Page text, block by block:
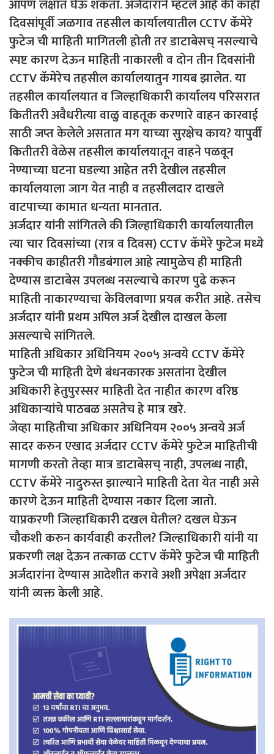
आपण लक्षात घेऊ शकता. अर्जदाराने म्हटले आहे की काही
दिवसांपूर्वी जळगाव तहसील कार्यालयातील CCTV कॅमेरे
फुटेज ची माहिती मागितली होती तर डाटाबेसच् नसल्याचे
स्पष्ट कारण देऊन माहिती नाकारली व दोन तीन दिवसांनी
CCTV कॅमेरेच तहसील कार्यालयातुन गायब झालेत. या
तहसील कार्यालयात व जिल्हाधिकारी कार्यालय परिसरात
कितीतरी अवैधरीत्या वाळु वाहतूक करणारे वाहन कारवाई
साठी जप्त केलेले असतात मग याच्या सुरक्षेच काय? यापुर्वी
कितीतरी वेळेस तहसील कार्यालयातून वाहने पळवून
नेण्याच्या घटना घडल्या आहेत तरी देखील तहसील
कार्यालयाला जाग येत नाही व तहसीलदार दाखले
वाटपाच्या कामात धन्यता मानतात.
अर्जदार यांनी सांगितले की जिल्हाधिकारी कार्यालयातील
त्या चार दिवसांच्या (रात्र व दिवस) CCTV कॅमेरे फुटेज मध्ये
नक्कीच काहीतरी गौडबंगाल आहे त्यामुळेच ही माहिती
देण्यास डाटाबेस उपलब्ध नसल्याचे कारण पुढे करून
माहिती नाकारण्याचा केविलवाणा प्रयत्न करीत आहे. तसेच
अर्जदार यांनी प्रथम अपिल अर्ज देखील दाखल केला
असल्याचे सांगितले.
माहिती अधिकार अधिनियम २००५ अन्वये CCTV कॅमेरे
फुटेज ची माहिती देणे बंधनकारक असतांना देखील
अधिकारी हेतुपुरस्सर माहिती देत नाहीत कारण वरिष्ठ
अधिकाऱ्यांचे पाठबळ असतेच हे मात्र खरे.
जेव्हा माहितीचा अधिकार अधिनियम २००५ अन्वये अर्ज
सादर करुन एखाद अर्जदार CCTV कॅमेरे फुटेज माहितीची
मागणी करतो तेव्हा मात्र डाटाबेसच् नाही, उपलब्ध नाही,
CCTV कॅमेरे नादुरुस्त झाल्याने माहिती देता येत नाही असे
कारणे देऊन माहिती देण्यास नकार दिला जातो.
याप्रकरणी जिल्हाधिकारी दखल घेतील? दखल घेऊन
चौकशी करुन कार्यवाही करतील? जिल्हाधिकारी यांनी या
प्रकरणी लक्ष देऊन तत्काळ CCTV कॅमेरे फुटेज ची माहिती
अर्जदारांना देण्यास आदेशीत करावे अशी अपेक्षा अर्जदार
यांनी व्यक्त केली आहे.